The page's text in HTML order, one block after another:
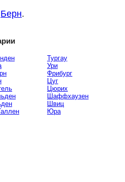
Берн.
Тургау
Ури
Фрибург
Цуг
Цюрих
Шаффхаузен
Швиц
Юра